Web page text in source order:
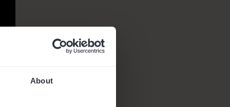
About